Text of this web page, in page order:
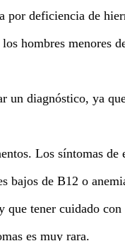
deficiencia de
hombres menores
diagnóstico, ya
Los síntomas
bajos de B12 o
tener cuidado
es muy rara.